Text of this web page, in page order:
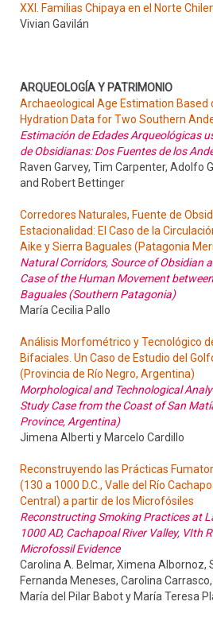
XXI. Familias Chipaya en el Norte
Vivian Gavilán
ARQUEOLOGÍA Y PATRIMONIO
Archaeological Age Estimation Based
Hydration Data for Two Southern
Estimación de Edades Arqueológicas
de Obsidianas: Dos Fuentes de los
Raven Garvey, Tim Carpenter, Adolfo
and Robert Bettinger
Corredores Naturales, Fuente de
Estacionalidad: El Caso de la
Aike y Sierra Baguales (Patagonia
Natural Corridors, Source of Obsidian
Case of the Human Movement
Baguales (Southern Patagonia)
María Cecilia Pallo
Análisis Morfométrico y Tecnológico
Bifaciales. Un Caso de Estudio del
(Provincia de Río Negro, Argentina)
Morphological and Technological
Study Case from the Coast of San
Province, Argentina)
Jimena Alberti y Marcelo Cardillo
Reconstruyendo las Prácticas
(130 a 1000 D.C., Valle del Río
Central) a partir de los Microfósiles
Reconstructing Smoking Practices at
1000 AD, Cachapoal River Valley, VIth
Microfossil Evidence
Carolina A. Belmar, Ximena Albornoz,
Fernanda Meneses, Carolina
María del Pilar Babot y María Teresa